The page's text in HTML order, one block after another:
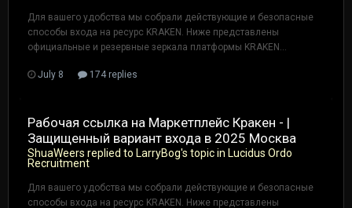
Для вашего удобства мы собрали действующие и безопасные
способы входа на ресурс KRAKEN. Ниже представлены
официальные и резервные зеркала платформы KRAKEN...
July 8 174 replies
Рабочая ссылка на Маркетплейс Кракен - |
Защищенный вариант входа в 2025 Москва
ShuaWeers replied to LarryBog's topic in Lucidus Ordo
Recruitment
Для вашего удобства мы собрали действующие и безопасные
способы входа на ресурс KRAKEN. Ниже представлены